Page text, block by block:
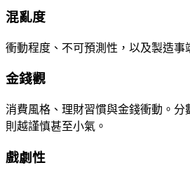
混亂度
衝動程度、不可預測性，以及製造事
金錢觀
消費風格、理財習慣與金錢衝動。分
則越謹慎甚至小氣。
戲劇性